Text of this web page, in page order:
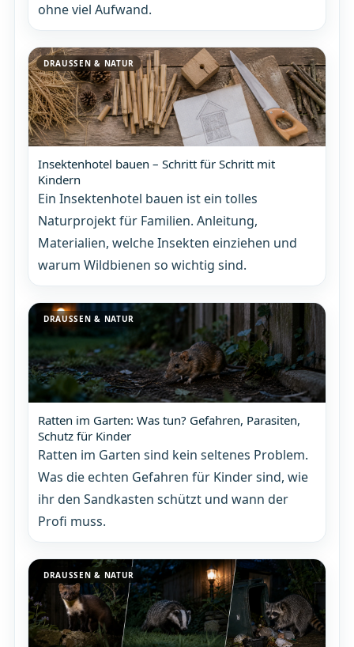
ohne viel Aufwand.
DRAUSSEN & NATUR
Insektenhotel bauen – Schritt für Schritt mit
Kindern
Ein Insektenhotel bauen ist ein tolles
Naturprojekt für Familien. Anleitung,
Materialien, welche Insekten einziehen und
warum Wildbienen so wichtig sind.
DRAUSSEN & NATUR
Ratten im Garten: Was tun? Gefahren, Parasiten,
Schutz für Kinder
Ratten im Garten sind kein seltenes Problem.
Was die echten Gefahren für Kinder sind, wie
ihr den Sandkasten schützt und wann der
Profi muss.
DRAUSSEN & NATUR